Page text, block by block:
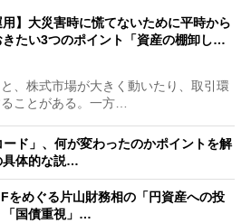
用】大災害時に慌てないために平時から
きたい3つのポイント「資産の棚卸し…
、株式市場が大きく動いたり、取引環
ことがある。一方…
ド」、何が変わったのかポイントを解
体的な説…
をめぐる片山財務相の「円資産への投
国債重視」…